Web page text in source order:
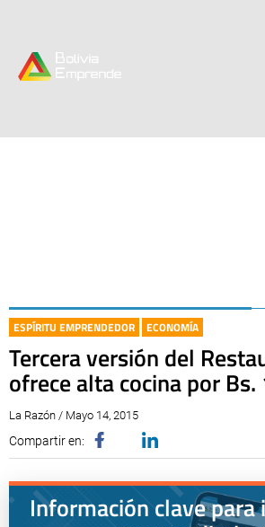
ESPÍRITU EMPRENDEDOR ECONOMÍA
Tercera versión del
ofrece alta cocina por
La Razón / Mayo 14, 2015
Compartir en:
Información clave